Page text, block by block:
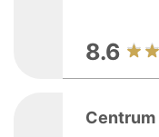
8.6